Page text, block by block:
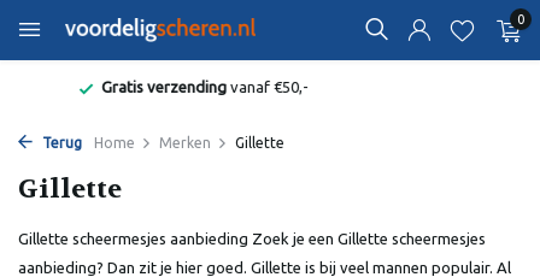
0
Bekend van de Radio
Terug Home Merken Gillette
Gillette
Gillette scheermesjes aanbieding Zoek je een Gillette scheermesjes
aanbieding? Dan zit je hier goed. Gillette is bij veel mannen populair. Al